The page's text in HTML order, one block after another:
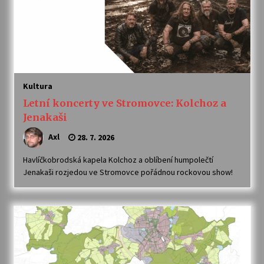
Letní koncerty ve Stromovce: Ars Camerata a
Sukuba Ensemble
4. 8. 2026
Vernisáž výstavy Josefíny Duškové: Stávám se
30. 7. 2026
šedesátka: 28. 7.–1. 8. 2026
28. 7. 2026
Letní koncerty ve Stromovce: Kolchoz a
Jenakaši
28. 7. 2026
Kultura
Letní koncerty ve Stromovce: Kolchoz a
Jenakaši
Axl 28. 7. 2026
Havlíčkobrodská kapela Kolchoz a oblíbení humpolečtí
Jenakaši rozjedou ve Stromovce pořádnou rockovou show!